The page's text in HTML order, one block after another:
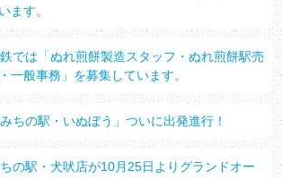
ます。
では「ぬれ煎餅製造スタッフ・ぬれ煎餅駅売
一般事務」を募集しています。
みちの駅・いぬぼう」ついに出発進行！
の駅・犬吠店が10月25日よりグランドオー